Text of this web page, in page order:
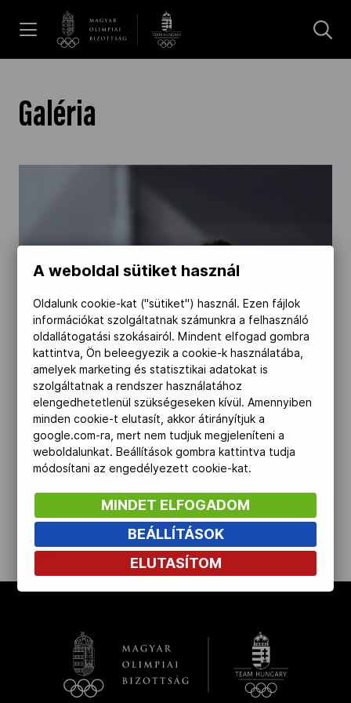
Los Angeles 2028
MOB
Kettőskarrier-program
NOB
Társszervezetek
OVEP
Galéria
kinyit
A weboldal sütiket használ
Oldalunk cookie-kat ("sütiket") használ. Ezen fájlok
információkat szolgáltatnak számunkra a felhasználó
oldallátogatási szokásairól. Mindent elfogad gombra
kattintva, Ön beleegyezik a cookie-k használatába,
amelyek marketing és statisztikai adatokat is
szolgáltatnak a rendszer használatához
elengedhetetlenül szükségeseken kívül. Amennyiben
minden cookie-t elutasít, akkor átirányítjuk a
google.com-ra, mert nem tudjuk megjeleníteni a
weboldalunkat. Beállítások gombra kattintva tudja
módosítani az engedélyezett cookie-kat.
MINDET ELFOGADOM
BEÁLLÍTÁSOK
ELUTASÍTOM